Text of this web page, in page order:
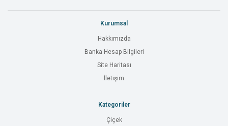
Kurumsal
Hakkımızda
Banka Hesap Bilgileri
Site Haritası
İletişim
Kategoriler
Çiçek